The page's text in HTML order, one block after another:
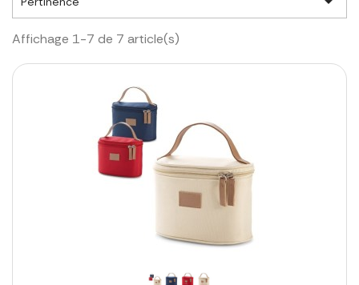
Affichage 1-7 de 7 article(s)